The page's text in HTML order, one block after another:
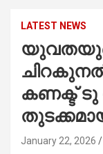
LATEST NEWS
കണക്ട് ടു
January 22, 2026